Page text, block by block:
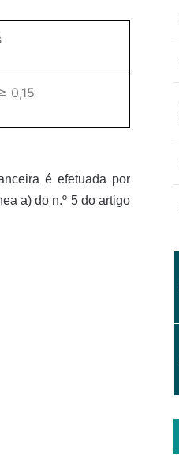
0,15
é efetuada por
a) do n.º 5 do artigo